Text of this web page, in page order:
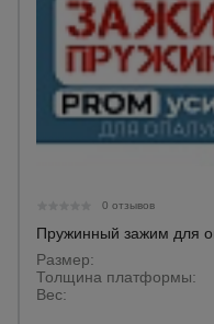
0 отзывов
Пружинный зажим для
Размер:
Толщина платформы:
Вес: